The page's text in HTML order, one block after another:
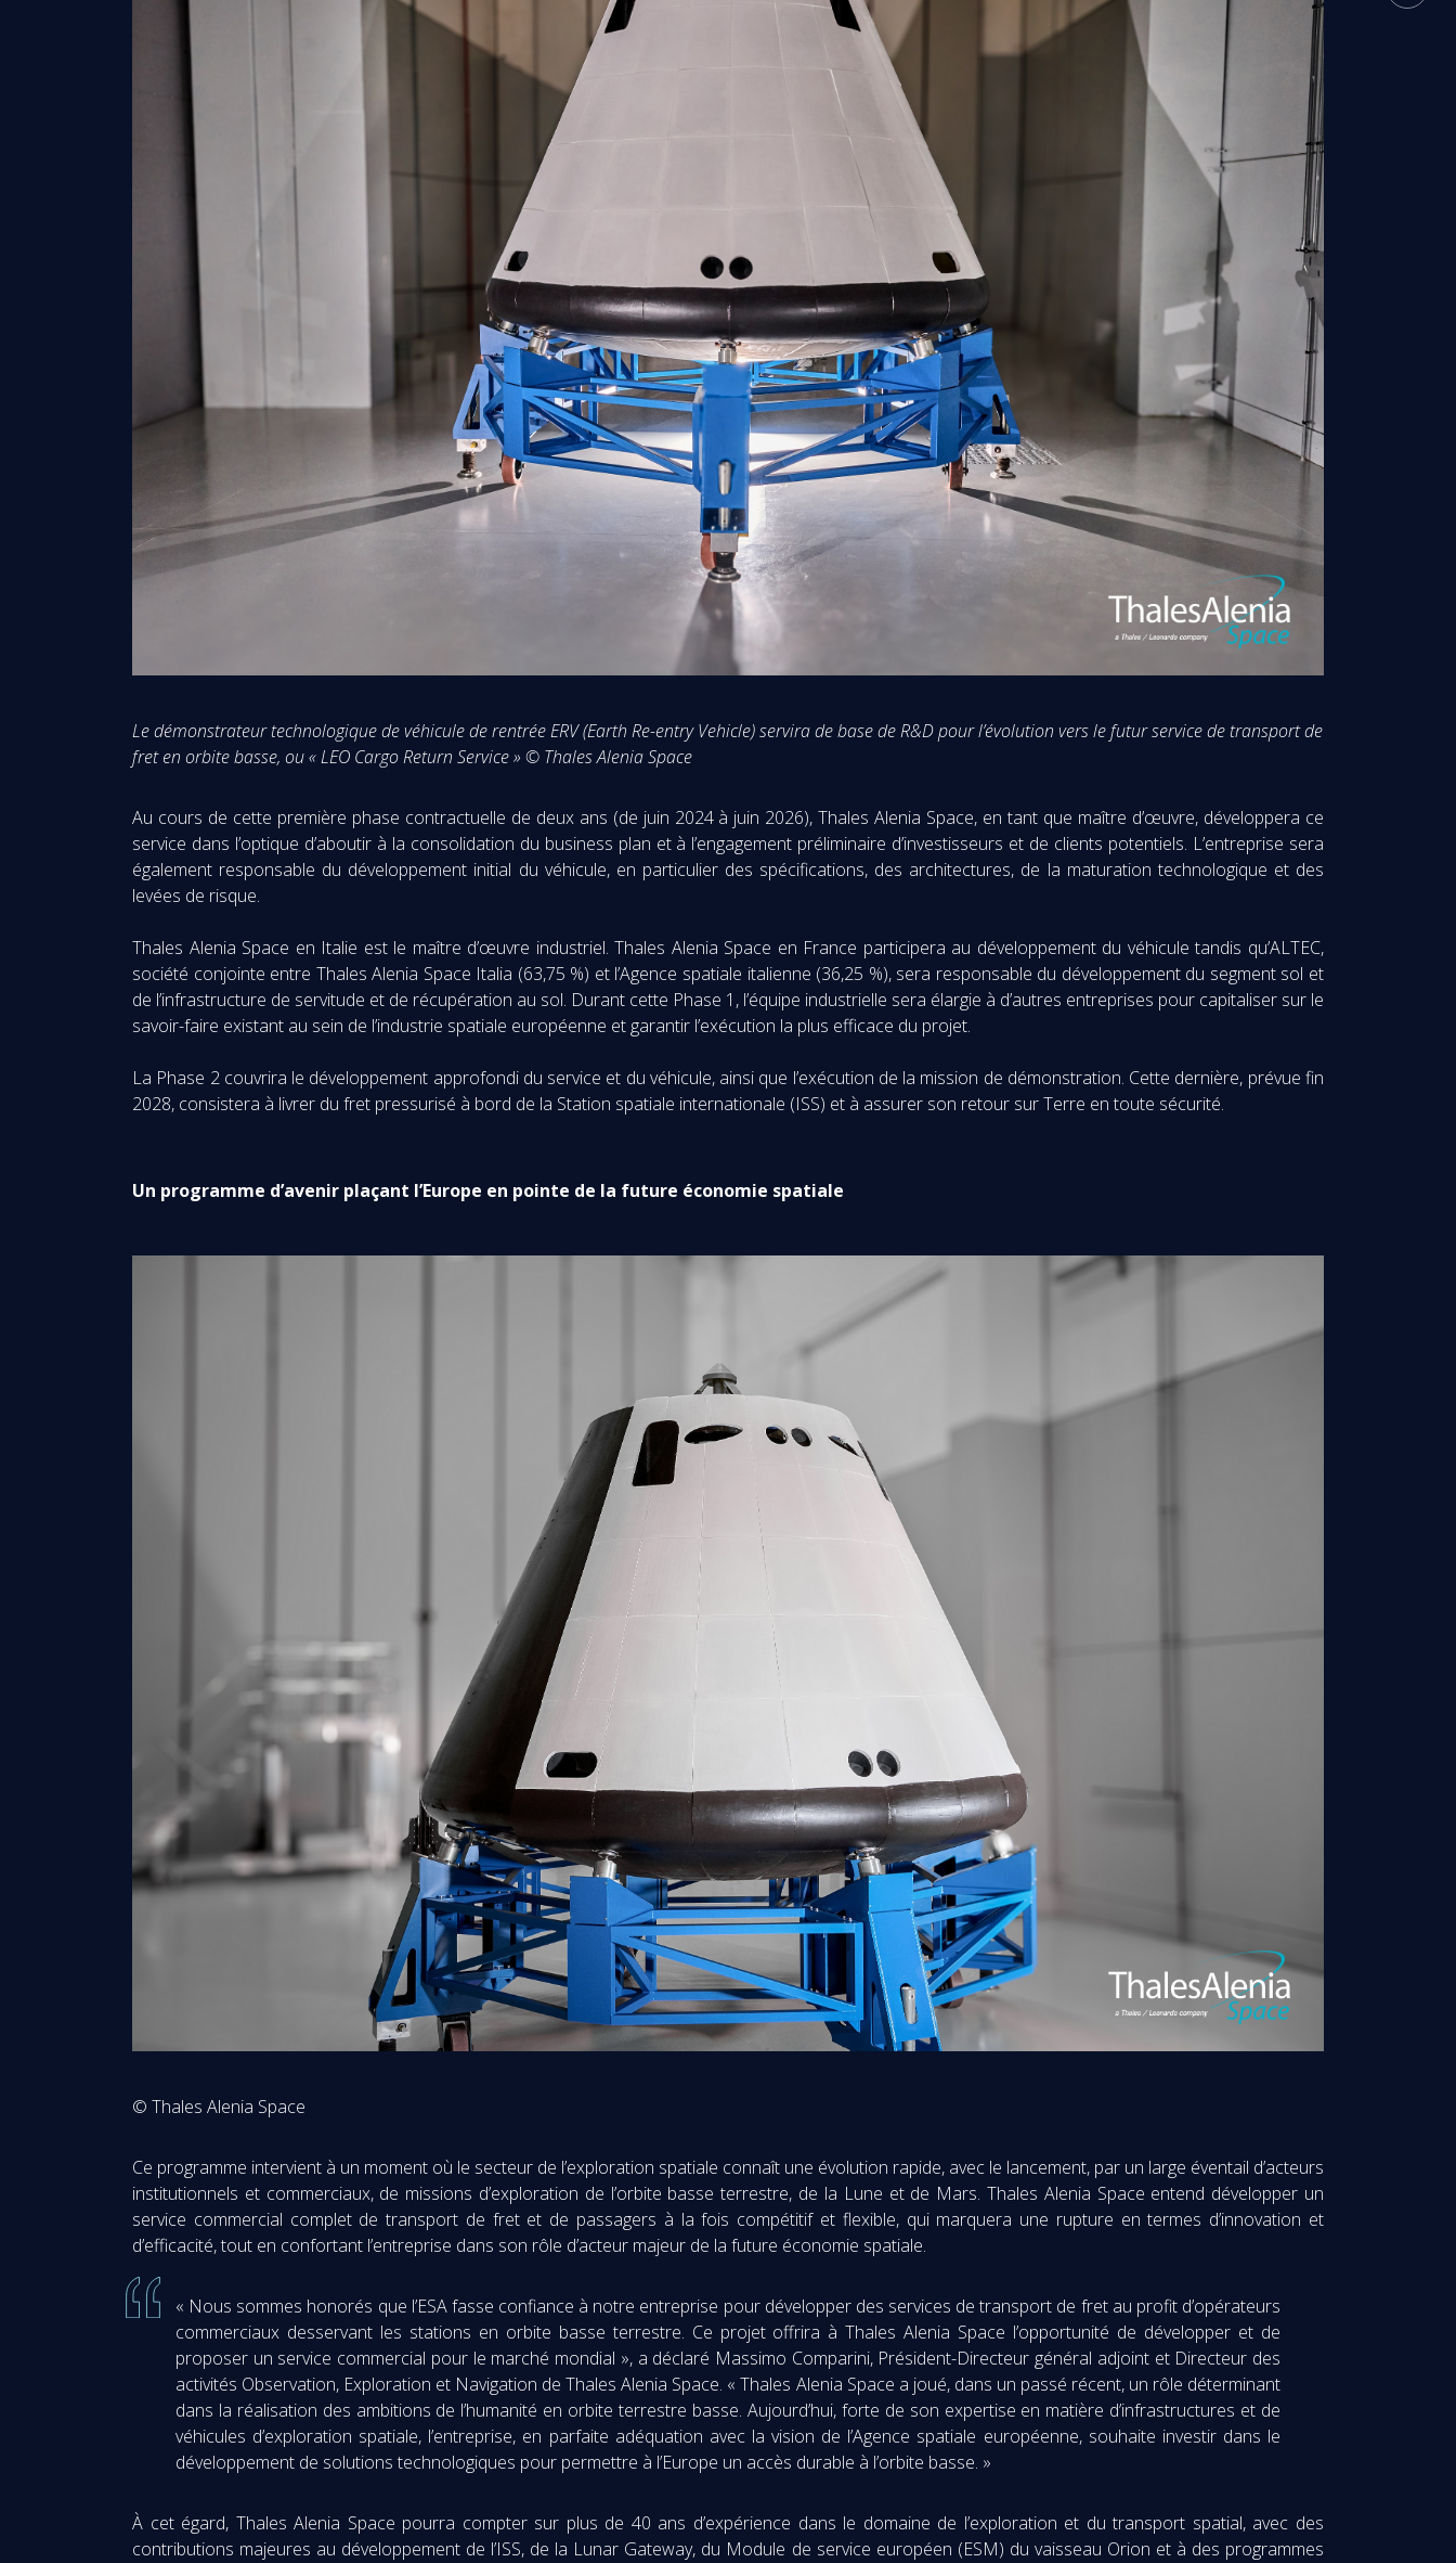
Le démonstrateur technologique de véhicule de rentrée ERV (Earth Re-entry Vehicle) servira de base de R&D pour l’évolution vers le futur service de transport de
fret en orbite basse, ou « LEO Cargo Return Service » © Thales Alenia Space
Au cours de cette première phase contractuelle de deux ans (de juin 2024 à juin 2026), Thales Alenia Space, en tant que maître d’œuvre, développera ce
service dans l’optique d’aboutir à la consolidation du business plan et à l’engagement préliminaire d’investisseurs et de clients potentiels. L’entreprise sera
également responsable du développement initial du véhicule, en particulier des spécifications, des architectures, de la maturation technologique et des
levées de risque.
Thales Alenia Space en Italie est le maître d’œuvre industriel. Thales Alenia Space en France participera au développement du véhicule tandis qu’ALTEC,
société conjointe entre Thales Alenia Space Italia (63,75 %) et l’Agence spatiale italienne (36,25 %), sera responsable du développement du segment sol et
de l’infrastructure de servitude et de récupération au sol. Durant cette Phase 1, l’équipe industrielle sera élargie à d’autres entreprises pour capitaliser sur le
savoir-faire existant au sein de l’industrie spatiale européenne et garantir l’exécution la plus efficace du projet.
La Phase 2 couvrira le développement approfondi du service et du véhicule, ainsi que l’exécution de la mission de démonstration. Cette dernière, prévue fin
2028, consistera à livrer du fret pressurisé à bord de la Station spatiale internationale (ISS) et à assurer son retour sur Terre en toute sécurité.
Un programme d’avenir plaçant l’Europe en pointe de la future économie spatiale
© Thales Alenia Space
Ce programme intervient à un moment où le secteur de l’exploration spatiale connaît une évolution rapide, avec le lancement, par un large éventail d’acteurs
institutionnels et commerciaux, de missions d’exploration de l’orbite basse terrestre, de la Lune et de Mars. Thales Alenia Space entend développer un
service commercial complet de transport de fret et de passagers à la fois compétitif et flexible, qui marquera une rupture en termes d’innovation et
d’efficacité, tout en confortant l’entreprise dans son rôle d’acteur majeur de la future économie spatiale.
« Nous sommes honorés que l’ESA fasse confiance à notre entreprise pour développer des services de transport de fret au profit d’opérateurs
commerciaux desservant les stations en orbite basse terrestre. Ce projet offrira à Thales Alenia Space l’opportunité de développer et de
proposer un service commercial pour le marché mondial », a déclaré Massimo Comparini, Président-Directeur général adjoint et Directeur des
activités Observation, Exploration et Navigation de Thales Alenia Space. « Thales Alenia Space a joué, dans un passé récent, un rôle déterminant
dans la réalisation des ambitions de l’humanité en orbite terrestre basse. Aujourd’hui, forte de son expertise en matière d’infrastructures et de
véhicules d’exploration spatiale, l’entreprise, en parfaite adéquation avec la vision de l’Agence spatiale européenne, souhaite investir dans le
développement de solutions technologiques pour permettre à l’Europe un accès durable à l’orbite basse. »
À cet égard, Thales Alenia Space pourra compter sur plus de 40 ans d’expérience dans le domaine de l’exploration et du transport spatial, avec des
contributions majeures au développement de l’ISS, de la Lunar Gateway, du Module de service européen (ESM) du vaisseau Orion et à des programmes